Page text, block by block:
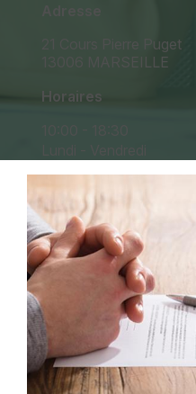
21 Cours Pierre Puget
13006 MARSEILLE
Horaires